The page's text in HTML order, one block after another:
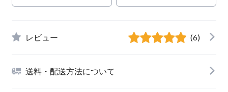
レビュー (6)
送料・配送方法について